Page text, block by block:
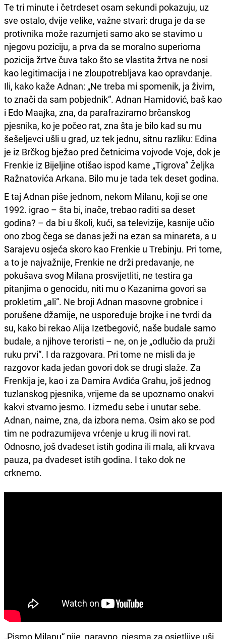
Te tri minute i četrdeset osam sekundi pokazuju, uz
sve ostalo, dvije velike, važne stvari: druga je da se
protivnika može razumjeti samo ako se stavimo u
njegovu poziciju, a prva da se moralno superiorna
pozicija žrtve čuva tako što se vlastita žrtva ne nosi
kao legitimacija i ne zloupotrebljava kao opravdanje.
Ili, kako kaže Adnan: „Ne treba mi spomenik, ja živim,
to znači da sam pobjednik“. Adnan Hamidović, baš kao
i Edo Maajka, zna, da parafraziramo brčanskog
pjesnika, ko je počeo rat, zna šta je bilo kad su mu
šešeljevci ušli u grad, uz tek jednu, sitnu razliku: Edina
je iz Brčkog bježao pred četnicima vojvode Voje, dok je
Frenkie iz Bijeljine otišao ispod kame „Tigrova“ Željka
Ražnatovića Arkana. Bilo mu je tada tek deset godina.
E taj Adnan piše jednom, nekom Milanu, koji se one
1992. igrao – šta bi, inače, trebao raditi sa deset
godina? – da bi u školi, kući, sa televizije, kasnije učio
ono zbog čega se danas ježi na ezan sa minareta, a u
Sarajevu osjeća skoro kao Frenkie u Trebinju. Pri tome,
a to je najvažnije, Frenkie ne drži predavanje, ne
pokušava svog Milana prosvijetliti, ne testira ga
pitanjima o genocidu, niti mu o Kazanima govori sa
prokletim „ali“. Ne broji Adnan masovne grobnice i
porušene džamije, ne uspoređuje brojke i ne tvrdi da
su, kako bi rekao Alija Izetbegović, naše budale samo
budale, a njihove teroristi – ne, on je „odlučio da pruži
ruku prvi“. I da razgovara. Pri tome ne misli da je
razgovor kada jedan govori dok se drugi slaže. Za
Frenkija je, kao i za Damira Avdića Grahu, još jednog
tuzlanskog pjesnika, vrijeme da se upoznamo onakvi
kakvi stvarno jesmo. I između sebe i unutar sebe.
Adnan, naime, zna, da izbora nema. Osim ako se pod
tim ne podrazumijeva vrćenje u krug ili novi rat.
Odnosno, još dvadeset istih godina ili mala, ali krvava
pauza, pa dvadeset istih godina. I tako dok ne
crknemo.
„Pismo Milanu“ nije, naravno, pjesma za osjetljive uši